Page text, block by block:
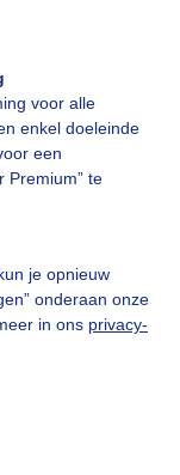
voor alle
enkel doeleinde
een
Premium” te
je opnieuw
onderaan onze
in ons privacy-